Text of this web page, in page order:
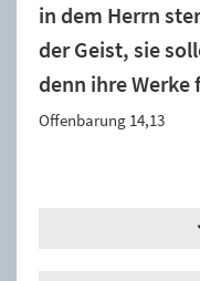
in dem Herrn
der Geist, sie
denn ihre Werke
Offenbarung 14,13